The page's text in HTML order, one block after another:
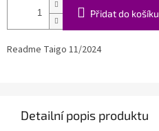
Přidat do košíku
Readme Taigo 11/2024
Detailní popis produktu